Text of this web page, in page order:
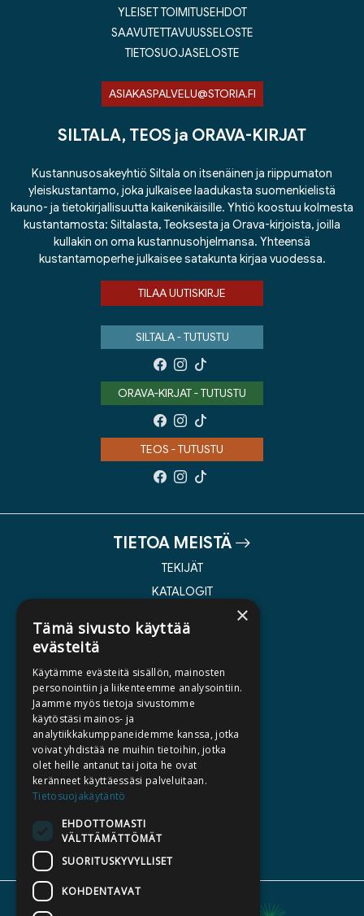
YLEISET TOIMITUSEHDOT
SAAVUTETTAVUUSSELOSTE
TIETOSUOJASELOSTE
ASIAKASPALVELU@STORIA.FI
SILTALA, TEOS ja ORAVA-KIRJAT
Kustannusosakeyhtiö Siltala on itsenäinen ja riippumaton
yleiskustantamo, joka julkaisee laadukasta suomenkielistä
kauno- ja tietokirjallisuutta kaikenikäisille. Yhtiö koostuu kolmesta
kustantamosta: Siltalasta, Teoksesta ja Orava-kirjoista, joilla
kullakin on oma kustannusohjelmansa. Yhteensä
kustantamoperhe julkaisee satakunta kirjaa vuodessa.
TILAA UUTISKIRJE
SILTALA - TUTUSTU
ORAVA-KIRJAT - TUTUSTU
TEOS - TUTUSTU
TIETOA MEISTÄ
TEKIJÄT
KATALOGIT
KIRJA TILAUSTYÖNÄ
MEDIALLE
LASKUTUSOSOITTEET
SILTALA.FI
ENNAKKOTILATTAVAT
LAHJAKORTTI
×
Tämä sivusto käyttää
evästeitä
Käytämme evästeitä sisällön, mainosten
personointiin ja liikenteemme analysointiin.
Jaamme myös tietoja sivustomme
käytöstäsi mainos- ja
analytiikkakumppaneidemme kanssa, jotka
voivat yhdistää ne muihin tietoihin, jotka
olet heille antanut tai joita he ovat
keränneet käyttäessäsi palveluitaan.
Tietosuojakäytäntö
EHDOTTOMASTI
VÄLTTÄMÄTTÖMÄT
SUORITUSKYVYLLISET
KOHDENTAVAT